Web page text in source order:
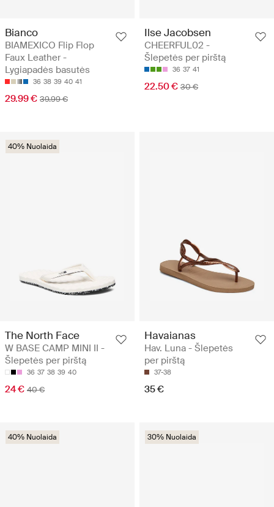
Bianco
BIAMEXICO Flip Flop
Faux Leather -
Lygiapadės basutės
36 38 39 40 41
29.99 € 39.99 €
Ilse Jacobsen
CHEERFUL02 -
Šlepetės per pirštą
36 37 41
22.50 € 30 €
40% Nuolaida
The North Face
W BASE CAMP MINI II -
Šlepetės per pirštą
36 37 38 39 40
24 € 40 €
Havaianas
Hav. Luna - Šlepetės
per pirštą
37-38
35 €
40% Nuolaida 30% Nuolaida